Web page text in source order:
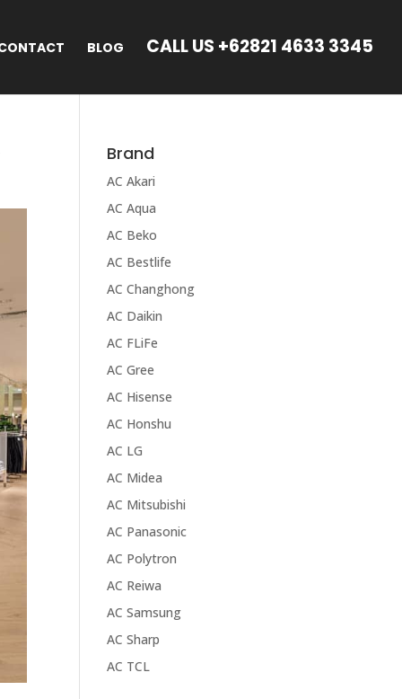
BLOG CALL US +62821 4633 3345
Brand
AC Akari
AC Aqua
AC Beko
AC Bestlife
AC Changhong
AC Daikin
AC FLiFe
AC Gree
AC Hisense
AC Honshu
AC LG
AC Midea
AC Mitsubishi
AC Panasonic
AC Polytron
AC Reiwa
AC Samsung
AC Sharp
AC TCL